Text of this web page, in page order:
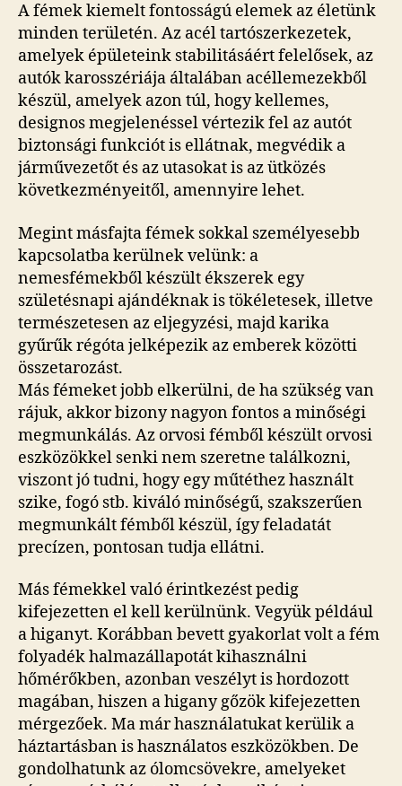
A fémek kiemelt fontosságú elemek az életünk
minden területén. Az acél tartószerkezetek,
amelyek épületeink stabilitásáért felelősek, az
autók karosszériája általában acéllemezekből
készül, amelyek azon túl, hogy kellemes,
designos megjelenéssel vértezik fel az autót
biztonsági funkciót is ellátnak, megvédik a
járművezetőt és az utasokat is az ütközés
következményeitől, amennyire lehet.
Megint másfajta fémek sokkal személyesebb
kapcsolatba kerülnek velünk: a
nemesfémekből készült ékszerek egy
születésnapi ajándéknak is tökéletesek, illetve
természetesen az eljegyzési, majd karika
gyűrűk régóta jelképezik az emberek közötti
összetarozást.
Más fémeket jobb elkerülni, de ha szükség van
rájuk, akkor bizony nagyon fontos a minőségi
megmunkálás. Az orvosi fémből készült orvosi
eszközökkel senki nem szeretne találkozni,
viszont jó tudni, hogy egy műtéthez használt
szike, fogó stb. kiváló minőségű, szakszerűen
megmunkált fémből készül, így feladatát
precízen, pontosan tudja ellátni.
Más fémekkel való érintkezést pedig
kifejezetten el kell kerülnünk. Vegyük például
a higanyt. Korábban bevett gyakorlat volt a fém
folyadék halmazállapotát kihasználni
hőmérőkben, azonban veszélyt is hordozott
magában, hiszen a higany gőzök kifejezetten
mérgezőek. Ma már használatukat kerülik a
háztartásban is használatos eszközökben. De
gondolhatunk az ólomcsövekre, amelyeket